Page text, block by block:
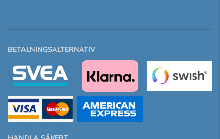
BETALNINGSALTERNATIV